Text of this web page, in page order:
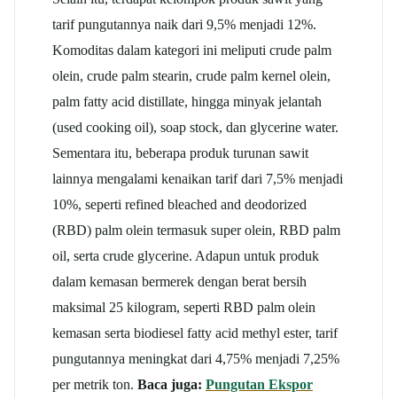
tarif pungutannya naik dari 9,5% menjadi 12%.
Komoditas dalam kategori ini meliputi crude palm
olein, crude palm stearin, crude palm kernel olein,
palm fatty acid distillate, hingga minyak jelantah
(used cooking oil), soap stock, dan glycerine water.
Sementara itu, beberapa produk turunan sawit
lainnya mengalami kenaikan tarif dari 7,5% menjadi
10%, seperti refined bleached and deodorized
(RBD) palm olein termasuk super olein, RBD palm
oil, serta crude glycerine. Adapun untuk produk
dalam kemasan bermerek dengan berat bersih
maksimal 25 kilogram, seperti RBD palm olein
kemasan serta biodiesel fatty acid methyl ester, tarif
pungutannya meningkat dari 4,75% menjadi 7,25%
per metrik ton. Baca juga: Pungutan Ekspor